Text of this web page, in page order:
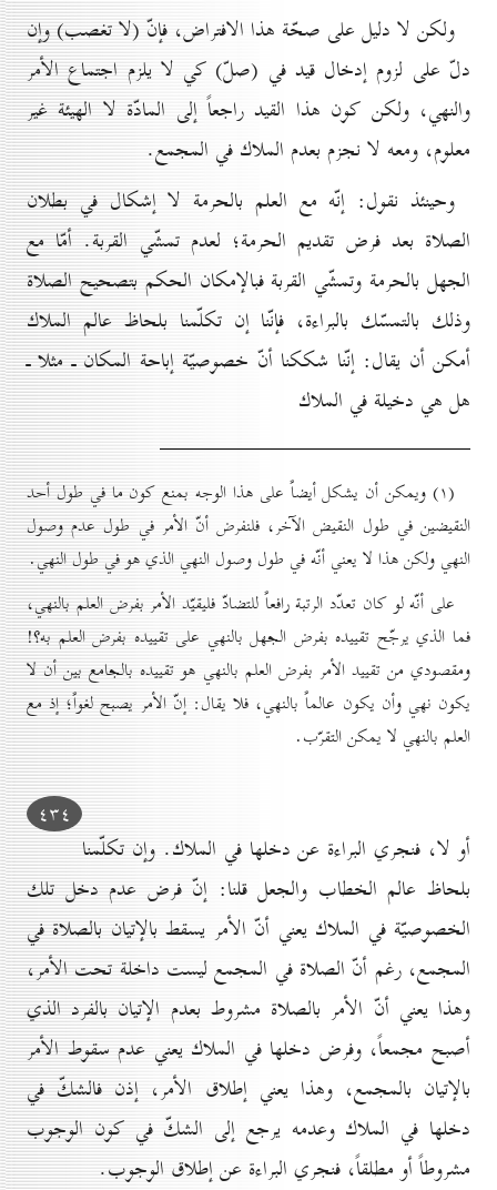
ولكن لا دليل على صحّة هذا الافتراض، فإنّ (لا تغصب) وإن
دلّ على لزوم إدخال قيد في (صلّ) كي لا يلزم اجتماع الأمر
والنهي، ولكن كون هذا القيد راجعاً إلى المادّة لا الهيئة غير
معلوم، ومعه لا نجزم بعدم الملاك في المجمع.
وحينئذ نقول: إنّه مع العلم بالحرمة لا إشكال في بطلان
الصلاة بعد فرض تقديم الحرمة؛ لعدم تمشّي القربة. أمّا مع
الجهل بالحرمة وتمشّي القربة فبالإمكان الحكم بتصحيح الصلاة
وذلك بالتمسّك بالبراءة، فإنّنا إن تكلّمنا بلحاظ عالم الملاك
أمكن أن يقال: إنّنا شككنا أنّ خصوصيّة إباحة المكان ـ مثلا ـ
هل هي دخيلة في الملاك
(۱) ويمكن أن يشكل أيضاً على هذا الوجه بمنع كون ما في طول أحد
النقيضين في طول النقيض الآخر، فلنفرض أنّ الأمر في طول عدم وصول
النهي ولكن هذا لا يعني أنّه في طول وصول النهي الذي هو في طول النهي.
على أنّه لو كان تعدّد الرتبة رافعاً للتضادّ فليقيّد الأمر بفرض العلم بالنهي،
فما الذي يرجّح تقييده بفرض الجهل بالنهي على تقييده بفرض العلم به؟!
ومقصودي من تقييد الأمر بفرض العلم بالنهي هو تقييده بالجامع بين أن لا
يكون نهي وأن يكون عالماً بالنهي، فلا يقال: إنّ الأمر يصبح لغواً؛ إذ مع
العلم بالنهي لا يمكن التقرّب.
٤۳٤
أو لا، فنجري البراءة عن دخلها في الملاك. وإن تكلّمنا
بلحاظ عالم الخطاب والجعل قلنا: إنّ فرض عدم دخل تلك
الخصوصيّة في الملاك يعني أنّ الأمر يسقط بالإتيان بالصلاة في
المجمع، رغم أنّ الصلاة في المجمع ليست داخلة تحت الأمر،
وهذا يعني أنّ الأمر بالصلاة مشروط بعدم الإتيان بالفرد الذي
أصبح مجمعاً، وفرض دخلها في الملاك يعني عدم سقوط الأمر
بالإتيان بالمجمع، وهذا يعني إطلاق الأمر، إذن فالشكّ في
دخلها في الملاك وعدمه يرجع إلى الشكّ في كون الوجوب
مشروطاً أو مطلقاً، فنجري البراءة عن إطلاق الوجوب.